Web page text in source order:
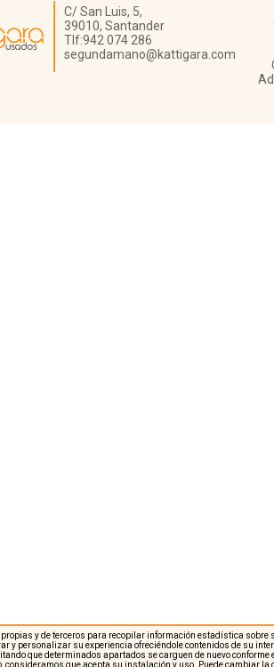
y de terceros para recopilar información estadística sobre
y personalizar su experiencia ofreciéndole contenidos de su
que determinados apartados se carguen de nuevo
consideramos que acepta su instalación y uso. Puede cambiar la
C/ San Luis, 5,
39010, Santander
Tlf:942 074 286
segundamano@kattigara.com